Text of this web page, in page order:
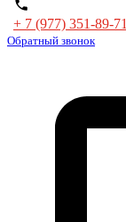
+ 7 (977) 351-89-71
Обратный звонок